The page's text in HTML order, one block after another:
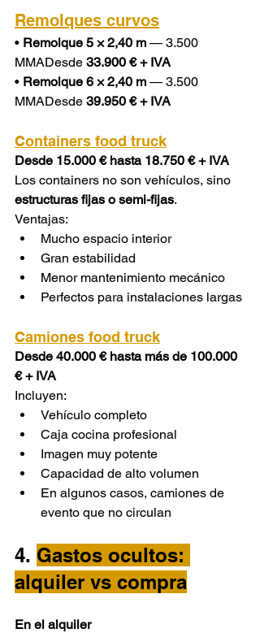
Remolques curvos
• Remolque 5 × 2,40 m — 3.500
MMADesde 33.900 € + IVA
• Remolque 6 × 2,40 m — 3.500
MMADesde 39.950 € + IVA
Containers food truck
Desde 15.000 € hasta 18.750 € + IVA
Los containers no son vehículos, sino
estructuras fijas o semi-fijas.
Ventajas:
Mucho espacio interior
Gran estabilidad
Menor mantenimiento mecánico
Perfectos para instalaciones largas
Camiones food truck
Desde 40.000 € hasta más de 100.000
€ + IVA
Incluyen:
Vehículo completo
Caja cocina profesional
Imagen muy potente
Capacidad de alto volumen
En algunos casos, camiones de
evento que no circulan
4. Gastos ocultos:
alquiler vs compra
En el alquiler